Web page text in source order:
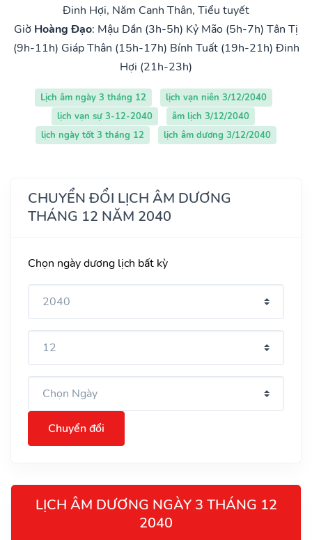
Đinh Hợi, Năm Canh Thân, Tiểu tuyết
Giờ Hoàng Đạo: Mậu Dần (3h-5h) Kỷ Mão (5h-7h) Tân Tị
(9h-11h) Giáp Thân (15h-17h) Bính Tuất (19h-21h) Đinh
Hợi (21h-23h)
Lịch âm ngày 3 tháng 12
lịch vạn niên 3/12/2040
lịch vạn sự 3-12-2040
âm lịch 3/12/2040
lịch ngày tốt 3 tháng 12
lịch âm dương 3/12/2040
CHUYỂN ĐỔI LỊCH ÂM DƯƠNG
THÁNG 12 NĂM 2040
Chọn ngày dương lịch bất kỳ
Chuyển đổi
LỊCH ÂM DƯƠNG NGÀY 3 THÁNG 12
2040